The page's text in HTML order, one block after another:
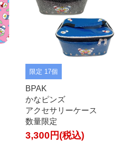
限定 17個
BPAK
かなピンズ
アクセサリーケース
数量限定
3,300円(税込)